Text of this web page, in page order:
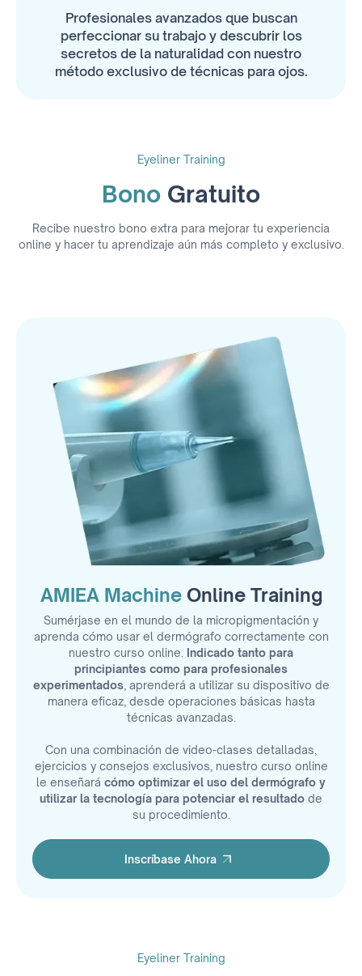
Profesionales avanzados que buscan
perfeccionar su trabajo y descubrir los
secretos de la naturalidad con nuestro
método exclusivo de técnicas para ojos.
Eyeliner Training
Bono Gratuito
Recibe nuestro bono extra para mejorar tu experiencia
online y hacer tu aprendizaje aún más completo y exclusivo.
AMIEA Machine Online Training
Sumérjase en el mundo de la micropigmentación y
aprenda cómo usar el dermógrafo correctamente con
nuestro curso online. Indicado tanto para
principiantes como para profesionales
experimentados, aprenderá a utilizar su dispositivo de
manera eficaz, desde operaciones básicas hasta
técnicas avanzadas.
Con una combinación de video-clases detalladas,
ejercicios y consejos exclusivos, nuestro curso online
le enseñará cómo optimizar el uso del dermógrafo y
utilizar la tecnología para potenciar el resultado de
su procedimiento.
Inscríbase Ahora
Eyeliner Training